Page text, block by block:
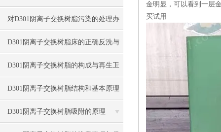
关因素
对D301阴离子交换树脂污染的处理办
法及防止措施
D301阴离子交换树脂床的正确反洗与
再生方法
D301阴离子交换树脂的构成与再生工
艺
D301阴离子交换树脂结构和基本原理
D301阴离子交换树脂吸附的原理
金明显，可以看到一层
买试用